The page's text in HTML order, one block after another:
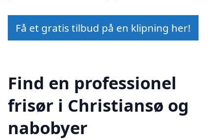
Få et gratis tilbud på en klipning her!
Find en professionel
frisør i Christiansø og
nabobyer